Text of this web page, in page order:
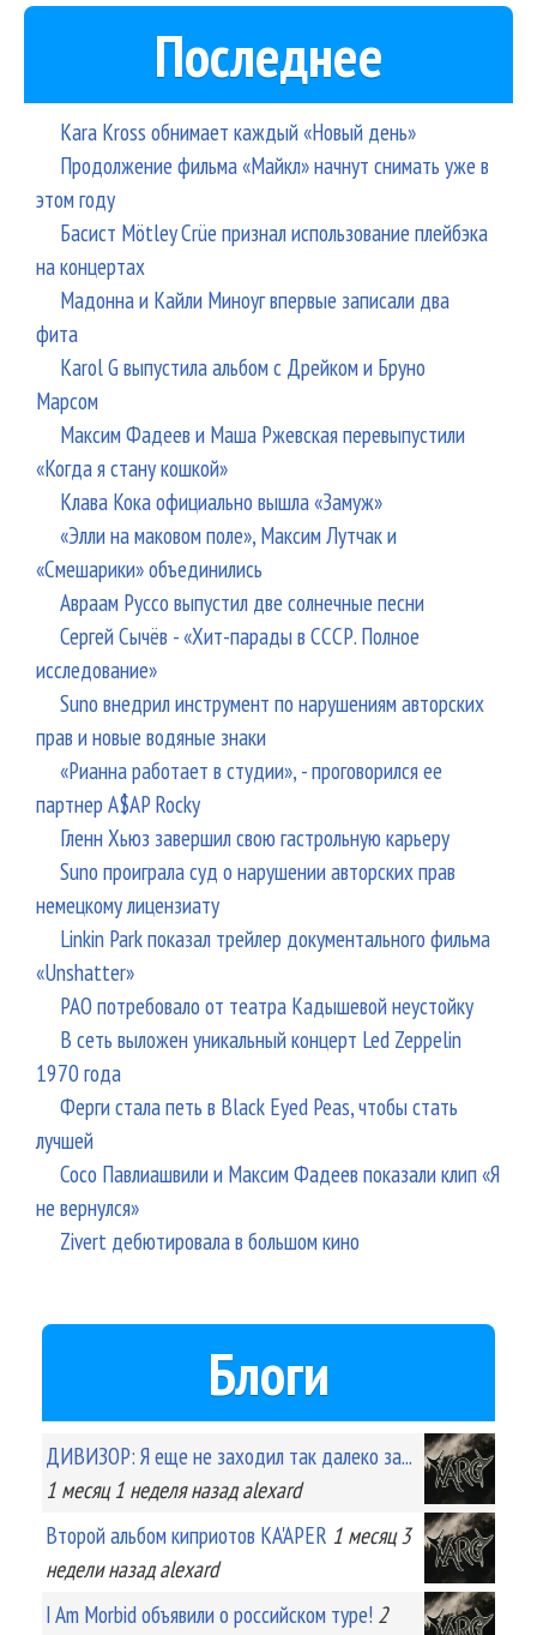
Последнее
Kara Kross обнимает каждый «Новый день»
Продолжение фильма «Майкл» начнут снимать уже в
этом году
Басист Mötley Crüe признал использование плейбэка
на концертах
Мадонна и Кайли Миноуг впервые записали два
фита
Karol G выпустила альбом с Дрейком и Бруно
Марсом
Максим Фадеев и Маша Ржевская перевыпустили
«Когда я стану кошкой»
Клава Кока официально вышла «Замуж»
«Элли на маковом поле», Максим Лутчак и
«Смешарики» объединились
Авраам Руссо выпустил две солнечные песни
Сергей Сычёв - «Хит-парады в СССР. Полное
исследование»
Suno внедрил инструмент по нарушениям авторских
прав и новые водяные знаки
«Рианна работает в студии», - проговорился ее
партнер A$AP Rocky
Гленн Хьюз завершил свою гастрольную карьеру
Suno проиграла суд о нарушении авторских прав
немецкому лицензиату
Linkin Park показал трейлер документального фильма
«Unshatter»
РАО потребовало от театра Кадышевой неустойку
В сеть выложен уникальный концерт Led Zeppelin
1970 года
Ферги стала петь в Black Eyed Peas, чтобы стать
лучшей
Сосо Павлиашвили и Максим Фадеев показали клип «Я
не вернулся»
Zivert дебютировала в большом кино
Блоги
ДИВИЗОР: Я еще не заходил так далеко за...
1 месяц 1 неделяназад alexard
Второй альбом киприотов KA'APER 1 месяц 3
неделиназад alexard
I Am Morbid объявили о российском туре! 2